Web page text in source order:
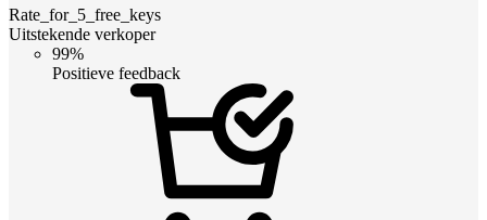
Rate_for_5_free_keys
Uitstekende verkoper
99%
Positieve feedback